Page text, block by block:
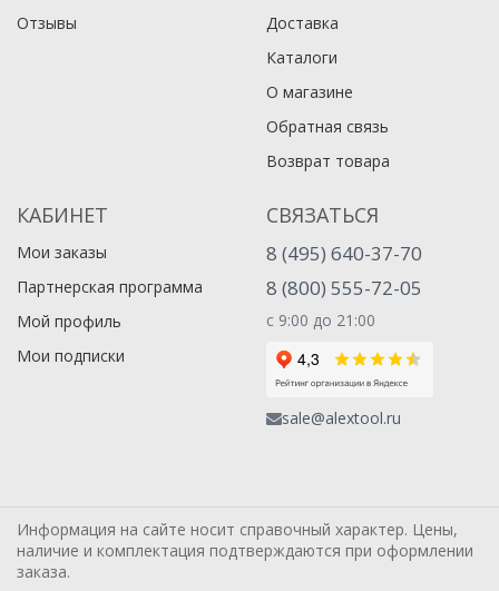
Отзывы
Доставка
Каталоги
О магазине
Обратная связь
Возврат товара
КАБИНЕТ
Мои заказы
Партнерская программа
Мой профиль
Мои подписки
СВЯЗАТЬСЯ
8 (495) 640-37-70
8 (800) 555-72-05
с 9:00 до 21:00
sale@alextool.ru
Информация на сайте носит справочный характер. Цены,
наличие и комплектация подтверждаются при оформлении
заказа.